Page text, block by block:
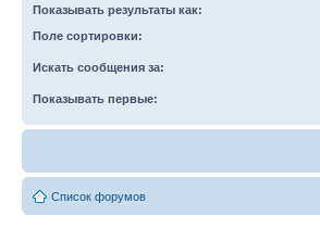
Показывать результаты как:
Поле сортировки:
Искать сообщения за:
Показывать первые:
Список форумов